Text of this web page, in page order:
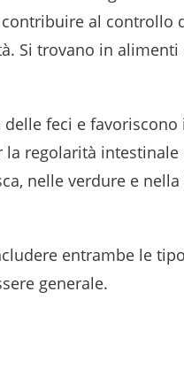
al controllo
Si trovano in alimenti
feci e favoriscono
regolarità intestinale
nelle verdure e
entrambe le
generale.